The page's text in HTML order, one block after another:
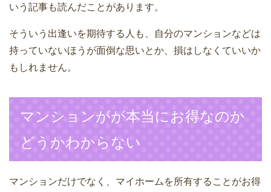
いう記事も読んだことがあります。
そういう出逢いを期待する人も、自分のマンションなどは
持っていないほうが面倒な思いとか、損はしなくていいか
もしれません。
マンションがが本当にお得なのか
どうかわからない
マンションだけでなく、マイホームを所有することがお得